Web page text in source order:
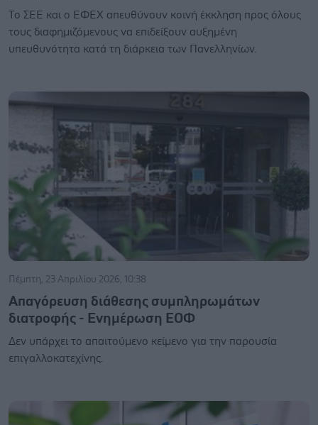
Το ΣΕΕ και o ΕΦΕΧ απευθύνουν κοινή έκκληση προς όλους
τους διαφημιζόμενους να επιδείξουν αυξημένη
υπευθυνότητα κατά τη διάρκεια των Πανελληνίων.
Πέμπτη, 23 Απριλίου 2026, 10:38
Απαγόρευση διάθεσης συμπληρωμάτων
διατροφής - Ενημέρωση ΕΟΦ
Δεν υπάρχει το απαιτούμενο κείμενο για την παρουσία
επιγαλλοκατεχίνης.